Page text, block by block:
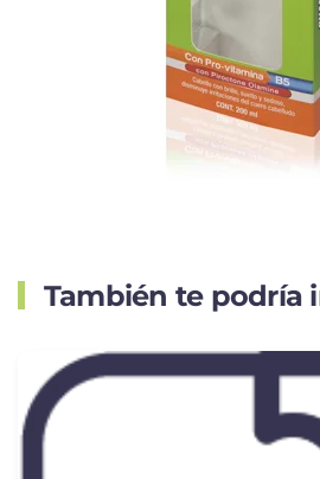
También te podría